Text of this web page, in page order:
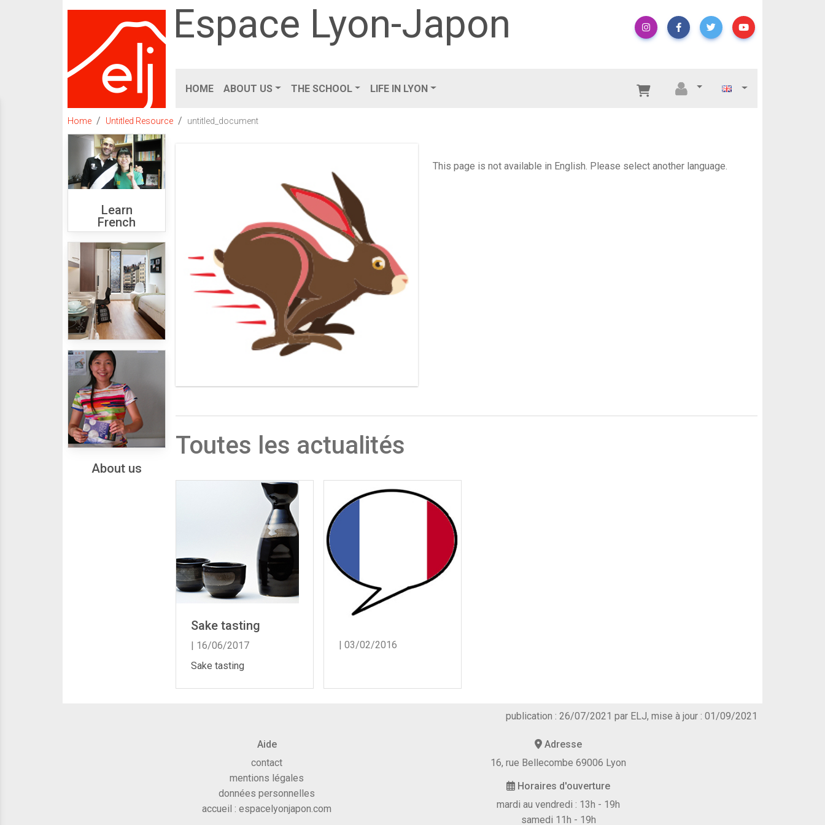
Espace Lyon-Japon
HOME ABOUT US THE SCHOOL LIFE IN LYON
Home Untitled Resource untitled_document
Learn
French
Housing
About us
This page is not available in English. Please select another language.
Toutes les actualités
Sake tasting
| 16/06/2017
Sake tasting
| 03/02/2016
publication : 26/07/2021 par ELJ, mise à jour : 01/09/2021
Aide
contact
mentions légales
données personnelles
accueil : espacelyonjapon.com
Adresse
16, rue Bellecombe 69006 Lyon
Horaires d'ouverture
mardi au vendredi : 13h - 19h
samedi 11h - 19h